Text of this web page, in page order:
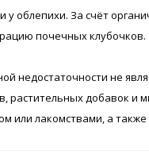
у облепихи. За счёт
почечных клубочков.
недостаточности не
добавок и
или лакомствами, а